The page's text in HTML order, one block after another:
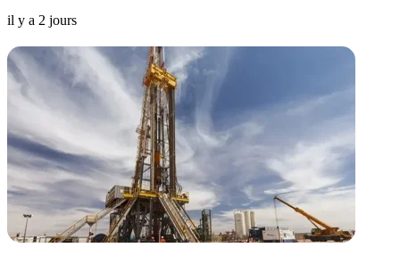
il y a 2 jours